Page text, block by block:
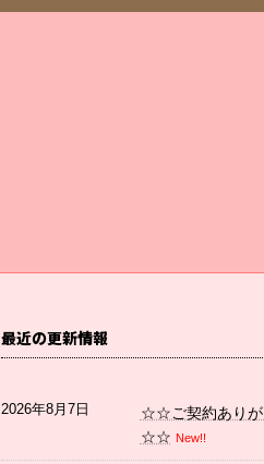
最近の更新情報
2026年8月7日
☆☆ご契約ありが
☆☆ New!!